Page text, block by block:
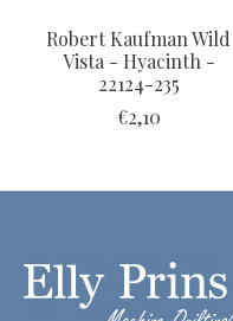
Robert Kaufman Wild
Vista - Hyacinth -
22124-235
€2,10